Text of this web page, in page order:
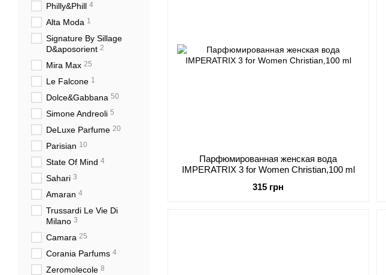
Парфюмированная женская вода
IMPERATRIX 3 for Women Christian,100 ml
315 грн
Philly&Phill 4
Alta Moda 1
Signature By Sillage
D&aposorient 2
Mira Max 25
Le Falcone 1
Dolce&Gabbana 50
Simone Andreoli 5
DeLuxe Parfume 20
Parisian 10
State Of Mind 4
Sahari 3
Amaran 4
Trussardi Le Vie Di
Milano 3
Camara 25
Corania Parfums 4
Zeromolecole 8